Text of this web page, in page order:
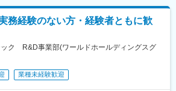
務経験のない方・経験者ともに歓
ク R&D事業部(ワールドホールディングスグ
業種未経験歓迎